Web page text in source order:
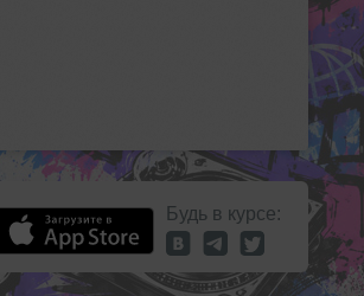
Будь в курсе: